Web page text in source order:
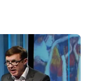
#41